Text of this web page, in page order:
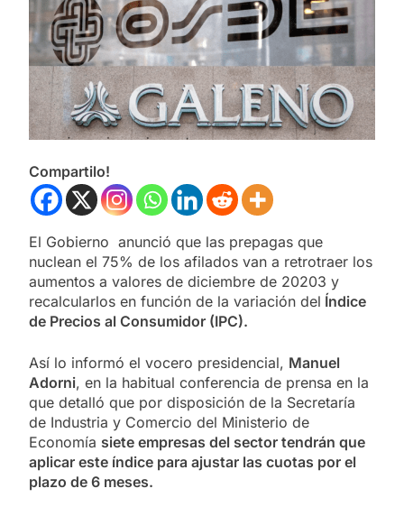
Compartilo!
El Gobierno anunció que las prepagas que
nuclean el 75% de los afilados van a retrotraer los
aumentos a valores de diciembre de 20203 y
recalcularlos en función de la variación del Índice
de Precios al Consumidor (IPC).
Así lo informó el vocero presidencial, Manuel
Adorni, en la habitual conferencia de prensa en la
que detalló que por disposición de la Secretaría
de Industria y Comercio del Ministerio de
Economía siete empresas del sector tendrán que
aplicar este índice para ajustar las cuotas por el
plazo de 6 meses.